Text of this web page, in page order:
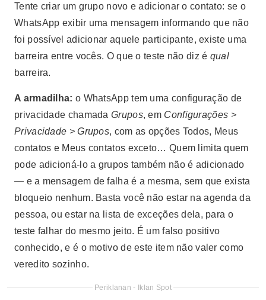
Tente criar um grupo novo e adicionar o contato: se o
WhatsApp exibir uma mensagem informando que não
foi possível adicionar aquele participante, existe uma
barreira entre vocês. O que o teste não diz é qual
barreira.
A armadilha: o WhatsApp tem uma configuração de
privacidade chamadaGrupos, em Configurações >
Privacidade > Grupos, com as opções Todos, Meus
contatos e Meus contatos exceto… Quem limita quem
pode adicioná-lo a grupos também não é adicionado
— e a mensagem de falha é a mesma, sem que exista
bloqueio nenhum. Basta você não estar na agenda da
pessoa, ou estar na lista de exceções dela, para o
teste falhar do mesmo jeito. É um falso positivo
conhecido, e é o motivo de este item não valer como
veredito sozinho.
Periklanan - Iklan Spot